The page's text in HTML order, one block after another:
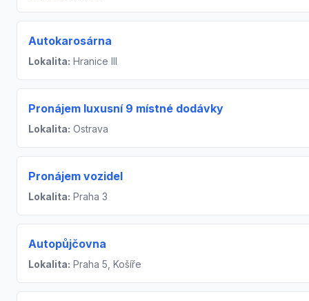
Autokarosárna
Lokalita: Hranice III
Pronájem luxusní 9 místné dodávky
Lokalita: Ostrava
Pronájem vozidel
Lokalita: Praha 3
Autopůjčovna
Lokalita: Praha 5, Košíře